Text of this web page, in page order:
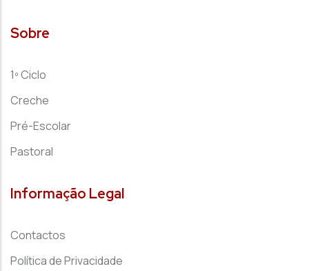
Sobre
1º Ciclo
Creche
Pré-Escolar
Pastoral
Informação Legal
Contactos
Política de Privacidade